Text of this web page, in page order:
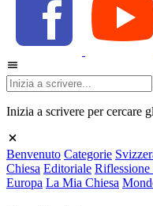
Inizia a scrivere per cercare
Benvenuto Categorie
Chiesa Editoriale
Europa La Mia Chiesa